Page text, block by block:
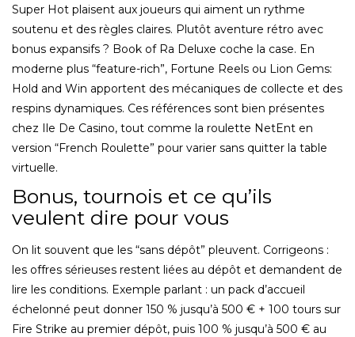
Super Hot plaisent aux joueurs qui aiment un rythme
soutenu et des règles claires. Plutôt aventure rétro avec
bonus expansifs ? Book of Ra Deluxe coche la case. En
moderne plus “feature-rich”, Fortune Reels ou Lion Gems:
Hold and Win apportent des mécaniques de collecte et des
respins dynamiques. Ces références sont bien présentes
chez Ile De Casino, tout comme la roulette NetEnt en
version “French Roulette” pour varier sans quitter la table
virtuelle.
Bonus, tournois et ce qu’ils
veulent dire pour vous
On lit souvent que les “sans dépôt” pleuvent. Corrigeons :
les offres sérieuses restent liées au dépôt et demandent de
lire les conditions. Exemple parlant : un pack d’accueil
échelonné peut donner 150 % jusqu’à 500 € + 100 tours sur
Fire Strike au premier dépôt, puis 100 % jusqu’à 500 € au